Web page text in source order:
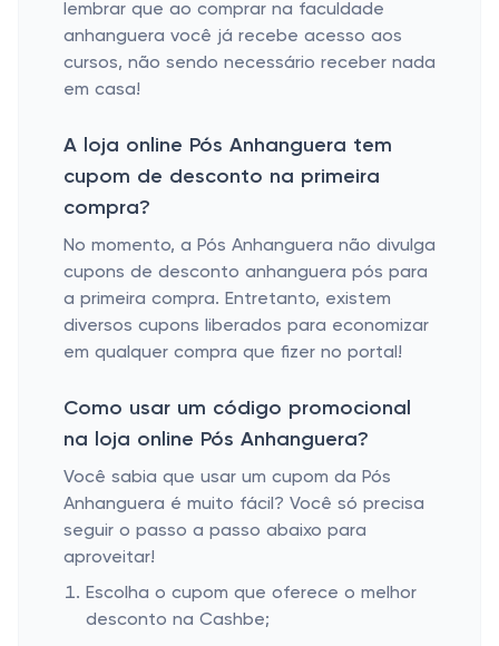
lembrar que ao comprar na faculdade
anhanguera você já recebe acesso aos
cursos, não sendo necessário receber nada
em casa!
A loja online Pós Anhanguera tem
cupom de desconto na primeira
compra?
No momento, a Pós Anhanguera não divulga
cupons de desconto anhanguera pós para
a primeira compra. Entretanto, existem
diversos cupons liberados para economizar
em qualquer compra que fizer no portal!
Como usar um código promocional
na loja online Pós Anhanguera?
Você sabia que usar um cupom da Pós
Anhanguera é muito fácil? Você só precisa
seguir o passo a passo abaixo para
aproveitar!
Escolha o cupom que oferece o melhor
desconto na Cashbe;